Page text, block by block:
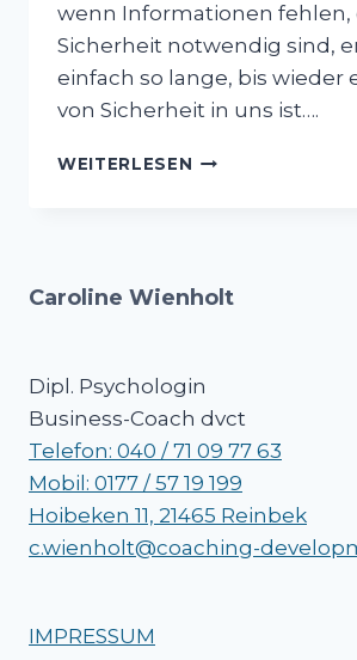
wenn Informationen fehlen,
Sicherheit notwendig sind,
einfach so lange, bis wieder
von Sicherheit in uns ist….
WEITERLESEN
FÜHRUNGSKRAFT
Caroline Wienholt
Dipl. Psychologin
Business-Coach dvct
Telefon: 040 / 71 09 77 63
Mobil: 0177 / 57 19 199
Hoibeken 11, 21465 Reinbek
c.wienholt@coaching-
IMPRESSUM